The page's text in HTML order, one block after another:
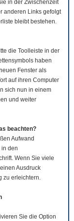
in der Zwischenzeit
anderen Links gefolgt
bleibt bestehen.
die Tool leiste in der
haben
Fenster als
auf ihren Computer
sich nun in einem
und weiter
beachten?
Aufwand
den
Wenn Sie viele
Ausdruck
zu erleichtern.
Sie die Option